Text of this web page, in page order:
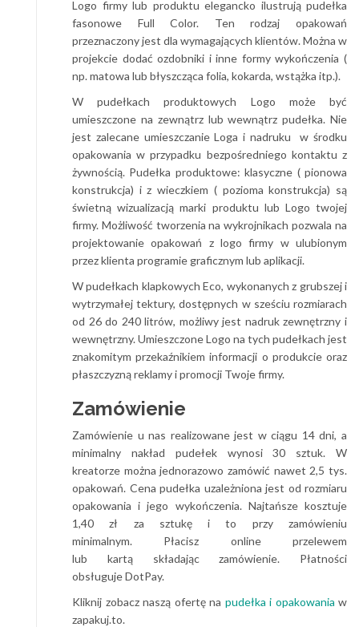
Logo firmy lub produktu elegancko ilustrują pudełka
fasonowe Full Color. Ten rodzaj opakowań
przeznaczony jest dla wymagających klientów. Można w
projekcie dodać ozdobniki i inne formy wykończenia (
np. matowa lub błyszcząca folia, kokarda, wstążka itp.).
W pudełkach produktowych Logo może być
umieszczone na zewnątrz lub wewnątrz pudełka. Nie
jest zalecane umieszczanie Loga i nadruku w środku
opakowania w przypadku bezpośredniego kontaktu z
żywnością. Pudełka produktowe: klasyczne ( pionowa
konstrukcja) i z wieczkiem ( pozioma konstrukcja) są
świetną wizualizacją marki produktu lub Logo twojej
firmy. Możliwość tworzenia na wykrojnikach pozwala na
projektowanie opakowań z logo firmy w ulubionym
przez klienta programie graficznym lub aplikacji.
W pudełkach klapkowych Eco, wykonanych z grubszej i
wytrzymałej tektury, dostępnych w sześciu rozmiarach
od 26 do 240 litrów, możliwy jest nadruk zewnętrzny i
wewnętrzny. Umieszczone Logo na tych pudełkach jest
znakomitym przekaźnikiem informacji o produkcie oraz
płaszczyzną reklamy i promocji Twoje firmy.
Zamówienie
Zamówienie u nas realizowane jest w ciągu 14 dni, a
minimalny nakład pudełek wynosi 30 sztuk. W
kreatorze można jednorazowo zamówić nawet 2,5 tys.
opakowań. Cena pudełka uzależniona jest od rozmiaru
opakowania i jego wykończenia. Najtańsze kosztuje
1,40 zł za sztukę i to przy zamówieniu
minimalnym. Płacisz online przelewem
lub kartą składając zamówienie. Płatności
obsługuje DotPay.
Kliknij zobacz naszą ofertę na pudełka i opakowania w
zapakuj.to.